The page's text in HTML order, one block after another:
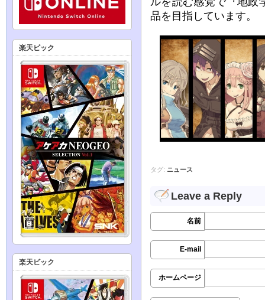
品を目指しています。
タグ: ニュース
Leave a Reply
名前
E-mail
ホームページ
楽天ビック
楽天ビック